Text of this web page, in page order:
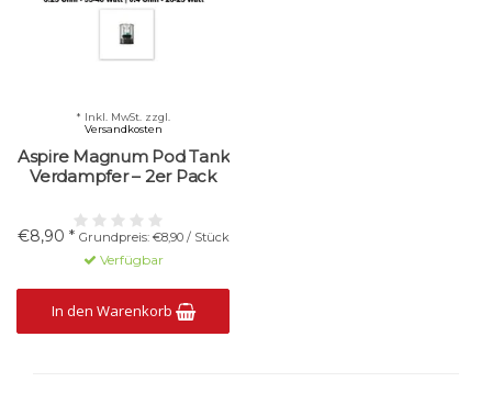
Aspire Magnum Pod Tank
Verdampfer – 2er Pack
€8,90 * Grundpreis: €8,90 / Stück
* Inkl. MwSt. zzgl.
Versandkosten
Verfügbar
In den Warenkorb